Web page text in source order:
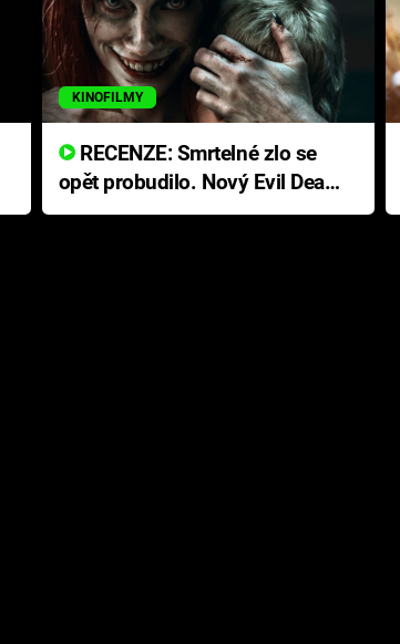
KINOFILMY
RECENZE: Smrtelné zlo se
opět probudilo. Nový Evil Dead
přichází s neodolatelnou